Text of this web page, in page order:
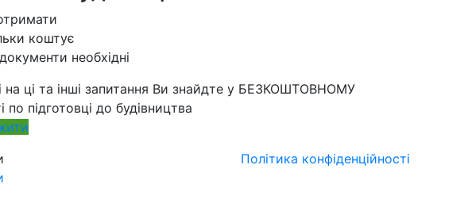
коштує
необхідні
на ці та інші запитання Ви знайдте у БЕЗКОШТОВНОМУ
по підготовці до будівництва
Політика конфіденційності